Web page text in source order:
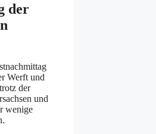
der
Werft und
der
und
wenige